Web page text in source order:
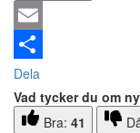
Email
Dela
Vad tycker du om
Bra: 41